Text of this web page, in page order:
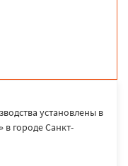
установлены в
городе Санкт-